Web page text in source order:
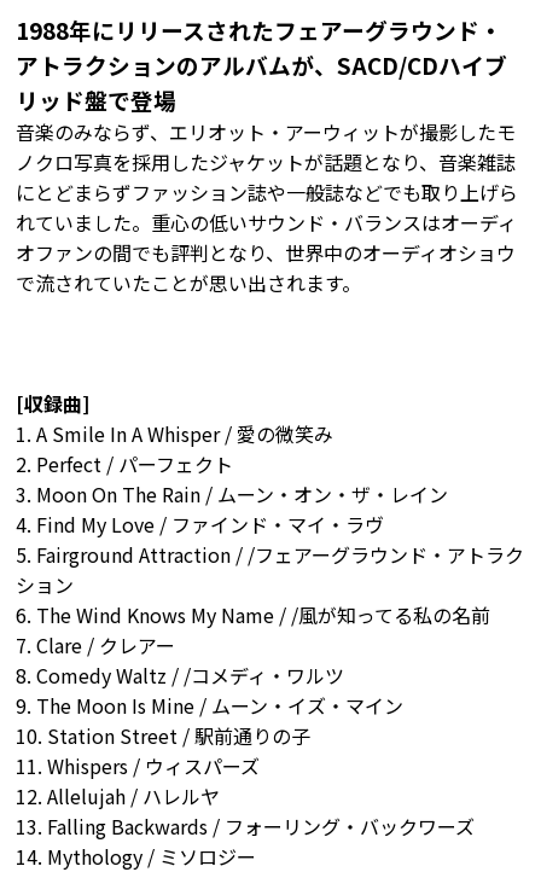
1988年にリリースされたフェアーグラウンド・
アトラクションのアルバムが、SACD/CDハイブ
リッド盤で登場
音楽のみならず、エリオット・アーウィットが撮影したモ
ノクロ写真を採用したジャケットが話題となり、音楽雑誌
にとどまらずファッション誌や一般誌などでも取り上げら
れていました。重心の低いサウンド・バランスはオーディ
オファンの間でも評判となり、世界中のオーディオショウ
で流されていたことが思い出されます。
[収録曲]
1. A Smile In A Whisper / 愛の微笑み
2. Perfect / パーフェクト
3. Moon On The Rain / ムーン・オン・ザ・レイン
4. Find My Love / ファインド・マイ・ラヴ
5. Fairground Attraction / /フェアーグラウンド・アトラク
ション
6. The Wind Knows My Name / /風が知ってる私の名前
7. Clare / クレアー
8. Comedy Waltz / /コメディ・ワルツ
9. The Moon Is Mine / ムーン・イズ・マイン
10. Station Street / 駅前通りの子
11. Whispers / ウィスパーズ
12. Allelujah / ハレルヤ
13. Falling Backwards / フォーリング・バックワーズ
14. Mythology / ミソロジー